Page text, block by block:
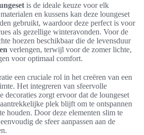
is de ideale keuze voor elk
en kussens kan deze loungeset
gebruikt, waardoor deze perfect is voor
als gezellige winteravonden. Voor de
hoezen beschikbaar die de levensduur
verlengen, terwijl voor de zomer lichte,
voor optimaal comfort.
een cruciale rol in het creëren van een
Het integreren van sfeervolle
decoraties zorgt ervoor dat de loungeset
plek blijft om te ontspannen
houden. Door deze elementen slim te
de sfeer aanpassen aan de